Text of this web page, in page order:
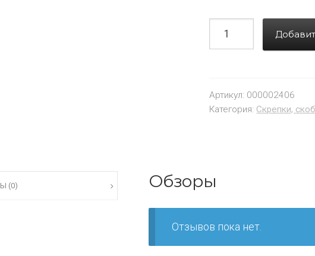
Артикул: 000002406
Категория: Скрепки,
(0) Обзоры
Отзывов пока нет.